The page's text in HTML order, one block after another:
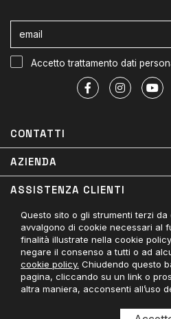
Accetto trattamento dati
CONTATTI
AZIENDA
ASSISTENZA CLIENTI
LINK UTILI
PAGAMENTI ACCETTATI
CONTATTACI
© Divisa Militare -
Questo sito o gli strumenti terzi da
avvalgono di cookie necessari al
finalità illustrate nella cookie
negare il consenso a tutti o ad
cookie policy. Chiudendo questo
pagina, cliccando su un link o
altra maniera, acconsenti all’uso